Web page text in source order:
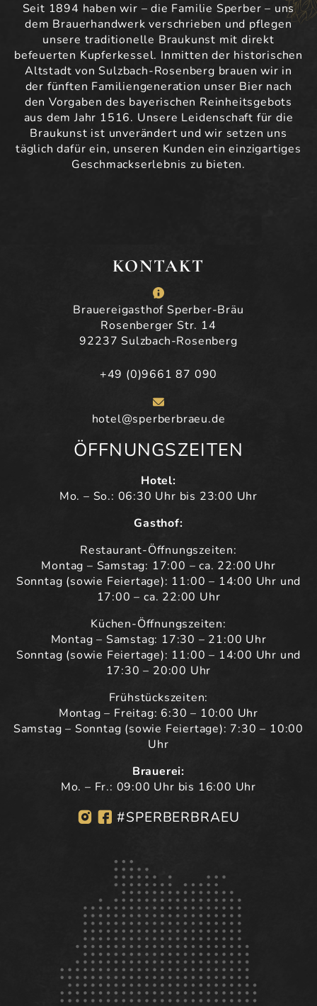
Seit 1894 haben wir – die Familie Sperber – uns
dem Brauerhandwerk verschrieben und pflegen
unsere traditionelle Braukunst mit direkt
befeuerten Kupferkessel. Inmitten der historischen
Altstadt von Sulzbach-Rosenberg brauen wir in
der fünften Familiengeneration unser Bier nach
den Vorgaben des bayerischen Reinheitsgebots
aus dem Jahr 1516. Unsere Leidenschaft für die
Braukunst ist unverändert und wir setzen uns
täglich dafür ein, unseren Kunden ein einzigartiges
Geschmackserlebnis zu bieten.
KONTAKT
Brauereigasthof Sperber-Bräu
Rosenberger Str. 14
92237 Sulzbach-Rosenberg
+49 (0)9661 87 090
hotel@sperberbraeu.de
ÖFFNUNGSZEITEN
Hotel:
Mo. – So.: 06:30 Uhr bis 23:00 Uhr
Gasthof:
Restaurant-Öffnungszeiten:
Montag – Samstag: 17:00 – ca. 22:00 Uhr
Sonntag (sowie Feiertage): 11:00 – 14:00 Uhr und
17:00 – ca. 22:00 Uhr
Küchen-Öffnungszeiten:
Montag – Samstag: 17:30 – 21:00 Uhr
Sonntag (sowie Feiertage): 11:00 – 14:00 Uhr und
17:30 – 20:00 Uhr
Frühstückszeiten:
Montag – Freitag: 6:30 – 10:00 Uhr
Samstag – Sonntag (sowie Feiertage): 7:30 – 10:00
Uhr
Brauerei:
Mo. – Fr.: 09:00 Uhr bis 16:00 Uhr
#SPERBERBRAEU